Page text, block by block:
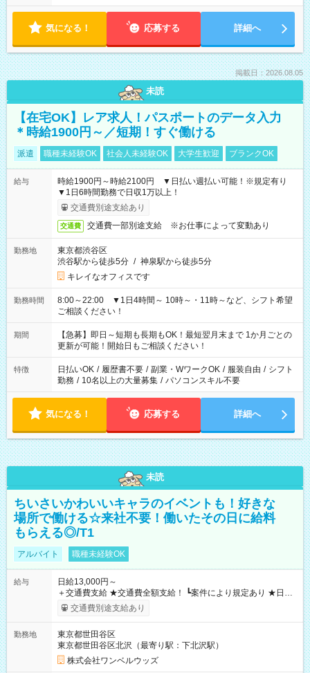
気になる！ 応募する 詳細へ
掲載日：2026.08.05
未読
【在宅OK】レア求人！パスポートのデータ入力
＊時給1900円～／短期！すぐ働ける
派遣 職種未経験OK 社会人未経験OK 大学生歓迎 ブランクOK
給与
時給1900円～時給2100円 ▼日払い週払い可能！※規定有り
▼1日6時間勤務で日収1万以上！
交通費別途支給あり
交通費 交通費一部別途支給 ※お仕事によって変動あり
勤務地
東京都渋谷区
渋谷駅から徒歩5分 / 神泉駅から徒歩5分
キレイなオフィスです
勤務時間
8:00～22:00 ▼1日4時間～ 10時～・11時～など、シフト希望
ご相談ください！
期間
【急募】即日～短期も長期もOK！最短翌月末まで 1か月ごとの
更新が可能！開始日もご相談ください！
特徴 日払いOK / 履歴書不要 / 副業・WワークOK / 服装自由 / シフト
勤務 / 10名以上の大量募集 / パソコンスキル不要
気になる！ 応募する 詳細へ
未読
ちいさいかわいいキャラのイベントも！好きな
場所で働ける☆来社不要！働いたその日に給料
もらえる◎/T1
アルバイト 職種未経験OK
給与
日給13,000円～
＋交通費支給 ★交通費全額支給！ ┗案件により規定あり ★日払
いOK！（規定あり） ┗働いたその日に現金GET♪ お仕事後はコ
ンビニATMから 日払い分を引き落とせます！ 【試用期間】試
交通費別途支給あり
勤務地
東京都世田谷区
東京都世田谷区北沢（最寄り駅：下北沢駅）
株式会社ワンベルウッズ